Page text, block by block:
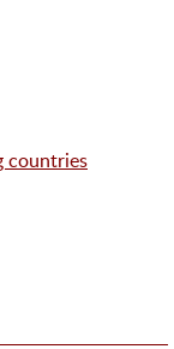
countries